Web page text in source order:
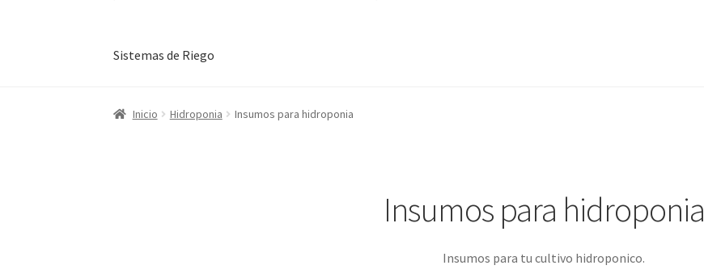
Sistemas de Riego
Inicio Hidroponia Insumos para hidroponia
Insumos para hidroponia
Insumos para tu cultivo hidroponico.